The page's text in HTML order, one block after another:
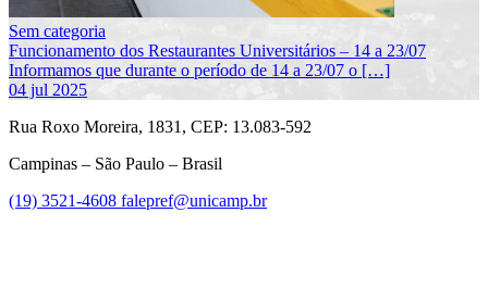
Sem categoria
Funcionamento dos Restaurantes Universitários – 14 a 23/07
Informamos que durante o período de 14 a 23/07 o […]
04 jul 2025
Rua Roxo Moreira, 1831, CEP: 13.083-592
Campinas – São Paulo – Brasil
(19) 3521-4608 falepref@unicamp.br